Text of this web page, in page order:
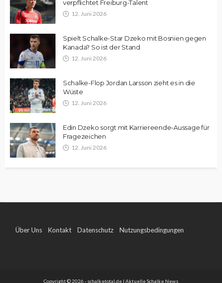
verpflichtet Freiburg-Talent
12. Juni 2026
Spielt Schalke-Star Dzeko mit Bosnien gegen
Kanada? So ist der Stand
12. Juni 2026
Schalke-Flop Jordan Larsson zieht es in die
Wüste
12. Juni 2026
Edin Dzeko sorgt mit Karriereende-Aussage für
Fragezeichen
12. Juni 2026
Über Uns Kontakt Datenschutz Nutzungsbedingungen
Copyright © 2026 - schalketotal.de | Aktuelle Schalke News